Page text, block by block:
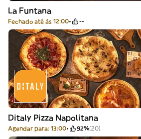
La Funtana
Fechado até às 12:00 --
Ditaly Pizza Napolitana
Agendar para: 13:00 92%(20)